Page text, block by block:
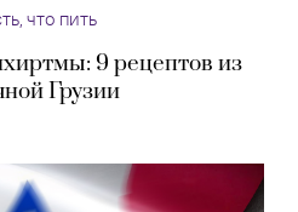
ЧТО ПИТЬ
9 рецептов из
Грузии